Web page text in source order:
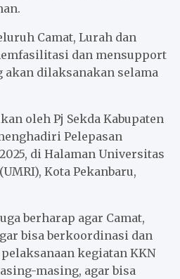
Camat, Lurah dan
dan mensupport
akan dilaksanakan selama
oleh Pj Sekda Kabupaten
Pelepasan
di Halaman Universitas
Kota Pekanbaru,
berharap agar Camat,
bisa berkoordinasi dan
kegiatan KKN
masing, agar bisa